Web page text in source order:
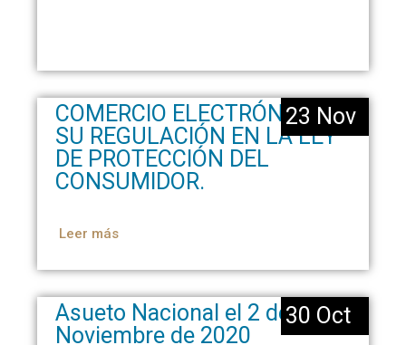
COMERCIO ELECTRÓNICO Y
SU REGULACIÓN EN LA LEY
DE PROTECCIÓN DEL
CONSUMIDOR.
Leer más
23 Nov
Asueto Nacional el 2 de
Noviembre de 2020
30 Oct